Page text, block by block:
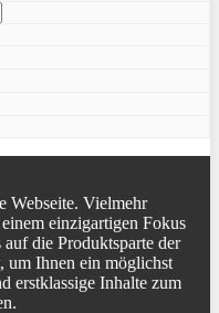
Webseite. Vielmehr
einzigartigen Fokus
auf die Produktsparte der
um Ihnen ein möglichst
erstklassige Inhalte zum